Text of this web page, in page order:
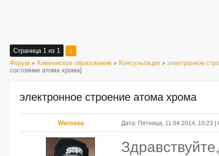
Страница 1 из 1 1
Форум » Химическое образование » Консультации » электронное
состояние атома хрома)
электронное строение атома хрома
Werossa Дата: Пятница, 11.04.2014, 10:23